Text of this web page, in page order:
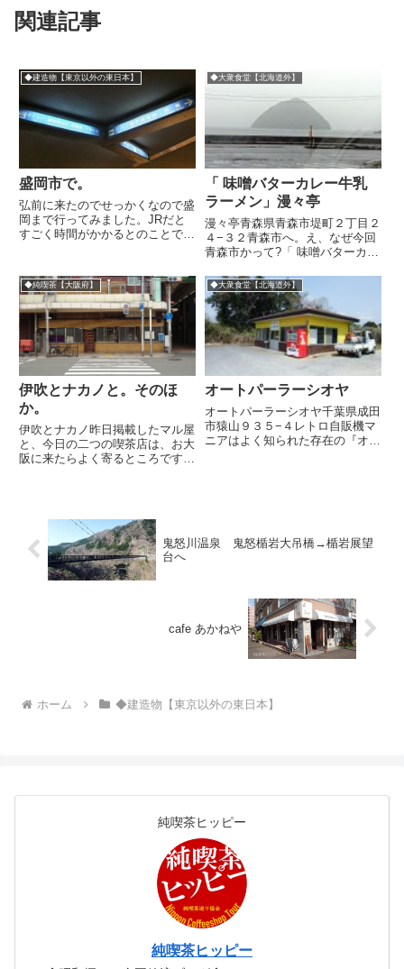
関連記事
◆建造物【東京以外の東日本】
盛岡市で。
弘前に来たのでせっかくなので盛
岡まで行ってみました。JRだと
すごく時間がかかるとのことで、
した。ヨーデル号は二時間ちょっ
と走り盛岡駅に到着。駅前にはこ
んな地下道があります。開運
橋、...
◆大衆食堂【北海道外】
「 味噌バターカレー牛乳
ラーメン」漫々亭
漫々亭青森県青森市堤町２丁目２
４−３２青森市へ。え、なぜ今回
青森市かって?「 味噌バターカレ
です(^^;湯ノ島が見えてきた。も
うちょいで青森市だな。弘前とな
らんでリンゴの名産地ということ
で、ガードレールさえリン...
◆純喫茶【大阪府】
伊吹とナカノと。そのほ
か。
伊吹とナカノ昨日掲載したマル屋
と、今日の二つの喫茶店は、お大
阪に来たらよく寄るところです。
ネング女神通り
◆大衆食堂【北海道外】
オートパーラーシオヤ
オートパーラーシオヤ千葉県成田
市猿山９３５−４レトロ自販機マ
ニアはよく知られた存在の『オー
鬼怒川温泉 鬼怒楯岩大吊橋→楯岩展望
台へ
cafe あかねや
ホーム ◆建造物【東京以外の東日本】
純喫茶ヒッピー
純喫茶ヒッピー